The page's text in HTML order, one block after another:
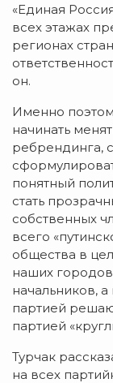
«Единая
всех этажах
регионах
он.
Именно
начинать
ребрендинга,
понятный
стать
собственных
всего
общества в
наших
начальников,
партией
партией
Турчак
на всех